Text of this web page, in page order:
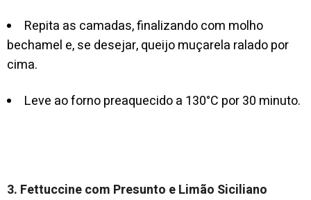
Repita as camadas, finalizando com molho
bechamel e, se desejar, queijo muçarela ralado por
cima.
Leve ao forno preaquecido a 130°C por 30 minuto.
3. Fettuccine com Presunto e Limão Siciliano